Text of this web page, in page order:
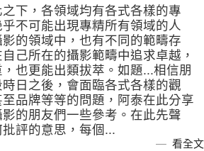
下，各領域均有各式各樣的專
不可能出現專精所有領域的人
影的領域中，也有不同的範疇存
己所在的攝影範疇中追求卓越，
也更能出類拔萃。如題...相信朋
日之後，會面臨各式各樣的觀
品牌等等的問題，阿泰在此分享
的朋友們一些參考。在此先聲
評的意思，每個...
看全文